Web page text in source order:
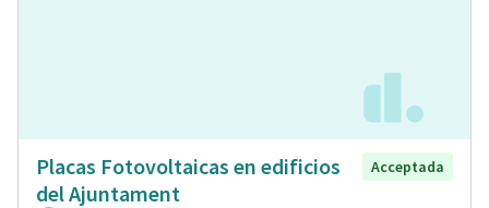
Placas Fotovoltaicas en edificios
del Ajuntament
Acceptada